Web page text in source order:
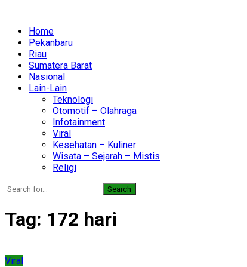
Home
Pekanbaru
Riau
Sumatera Barat
Nasional
Lain-Lain
Teknologi
Otomotif – Olahraga
Infotainment
Viral
Kesehatan – Kuliner
Wisata – Sejarah – Mistis
Religi
Search
Tag: 172 hari
Viral